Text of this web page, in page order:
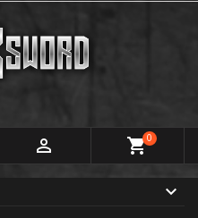
 shopping_cart0